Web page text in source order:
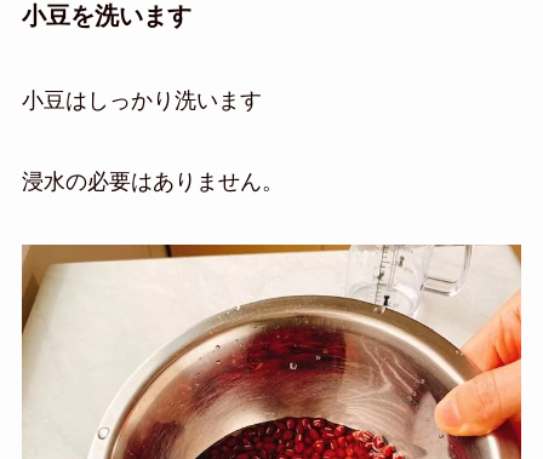
小豆を洗います
小豆はしっかり洗います
浸水の必要はありません。